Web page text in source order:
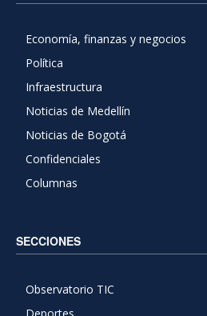
Economía, finanzas y negocios
Política
Infraestructura
Noticias de Medellín
Noticias de Bogotá
Confidenciales
Columnas
SECCIONES
Observatorio TIC